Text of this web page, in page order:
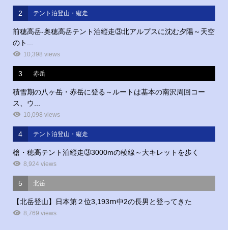
2 テント泊登山・縦走
前穂高岳‐奥穂高岳テント泊縦走③北アルプスに沈む夕陽～天空
のト...
10,398 views
3 赤岳
積雪期の八ヶ岳・赤岳に登る～ルートは基本の南沢周回コー
ス、ウ...
10,098 views
4 テント泊登山・縦走
槍・穂高テント泊縦走③3000mの稜線～大キレットを歩く
8,924 views
5 北岳
【北岳登山】日本第２位3,193ⅿ中2の長男と登ってきた
8,769 views